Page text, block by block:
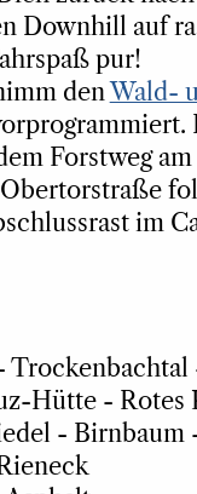
Downhill auf
pur!
denWald-
Forstweg
im
Hütte -
- Birnbaum